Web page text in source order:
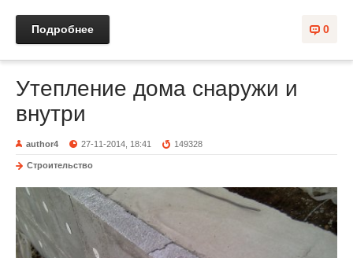
0
Подробнее
Утепление дома снаружи и
внутри
author4 27-11-2014, 18:41 149328
Строительство